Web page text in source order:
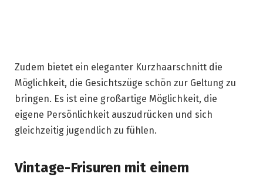
Zudem bietet ein eleganter Kurzhaarschnitt die
Möglichkeit, die Gesichtszüge schön zur Geltung zu
bringen. Es ist eine großartige Möglichkeit, die
eigene Persönlichkeit auszudrücken und sich
gleichzeitig jugendlich zu fühlen.
Vintage-Frisuren mit einem